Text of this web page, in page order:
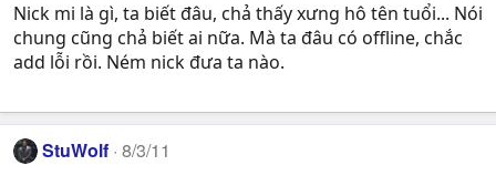
Nick mi là gì, ta biết đâu, chả thấy xưng hô tên tuổi... Nói
chung cũng chả biết ai nữa. Mà ta đâu có offline, chắc
add lỗi rồi. Ném nick đưa ta nào.
StuWolf 8/3/11